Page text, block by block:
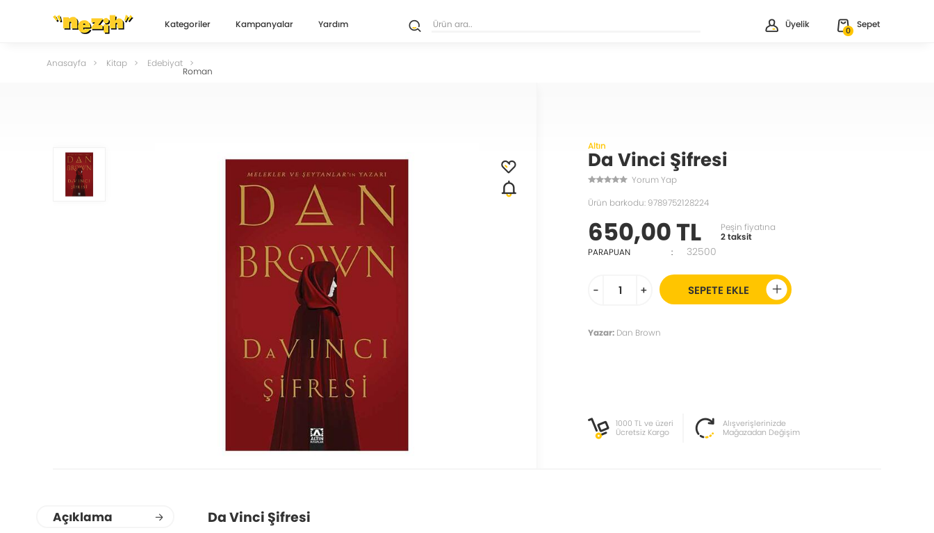
Kategoriler Kampanyalar Yardım Üyelik
0
Sepet
Anasayfa Kitap Edebiyat
Roman
Altın
Da Vinci Şifresi
Yorum Yap
Ürün barkodu: 9789752128224
650,00 TL
Peşin fiyatına
2 taksit
PARAPUAN
: 32500
- + SEPETE EKLE
Yazar:Dan Brown
1000 TL ve üzeri
Ücretsiz Kargo
Alışverişlerinizde
Mağazadan Değişim
Açıklama
Da Vinci Şifresi